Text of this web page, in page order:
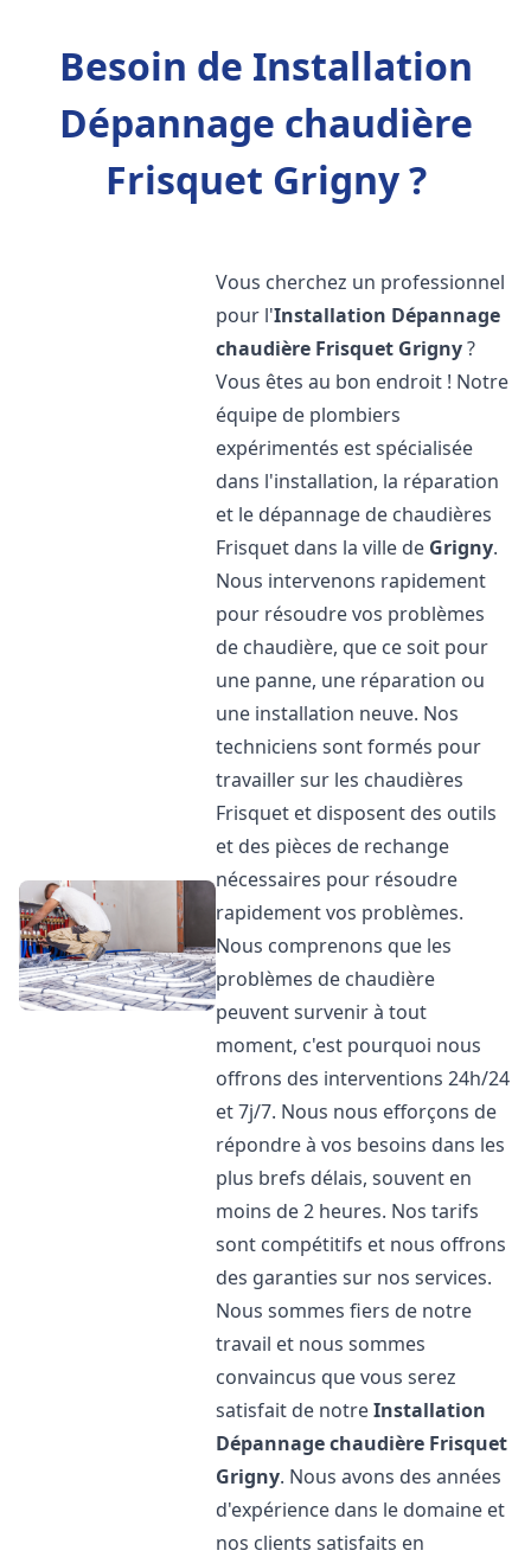
Besoin de Installation
Dépannage chaudière
Frisquet Grigny ?
Vous cherchez un professionnel
pour l'Installation Dépannage
chaudière Frisquet Grigny?
Vous êtes au bon endroit ! Notre
équipe de plombiers
expérimentés est spécialisée
dans l'installation, la réparation
et le dépannage de chaudières
Frisquet dans la ville de Grigny.
Nous intervenons rapidement
pour résoudre vos problèmes
de chaudière, que ce soit pour
une panne, une réparation ou
une installation neuve. Nos
techniciens sont formés pour
travailler sur les chaudières
Frisquet et disposent des outils
et des pièces de rechange
nécessaires pour résoudre
rapidement vos problèmes.
Nous comprenons que les
problèmes de chaudière
peuvent survenir à tout
moment, c'est pourquoi nous
offrons des interventions 24h/24
et 7j/7. Nous nous efforçons de
répondre à vos besoins dans les
plus brefs délais, souvent en
moins de 2 heures. Nos tarifs
sont compétitifs et nous offrons
des garanties sur nos services.
Nous sommes fiers de notre
travail et nous sommes
convaincus que vous serez
satisfait de notreInstallation
Dépannage chaudière Frisquet
Grigny. Nous avons des années
d'expérience dans le domaine et
nos clients satisfaits en